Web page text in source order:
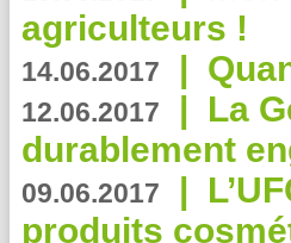
agriculteurs !
14.06.2017 |
12.06.2017 | La
durablement
09.06.2017 |
produits